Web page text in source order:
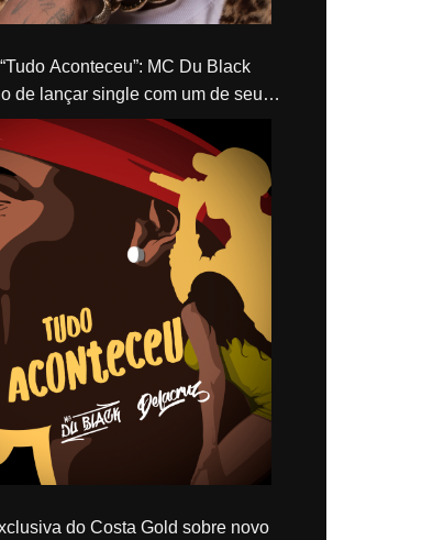
de lançar single com um de seus
do Costa Gold sobre novo